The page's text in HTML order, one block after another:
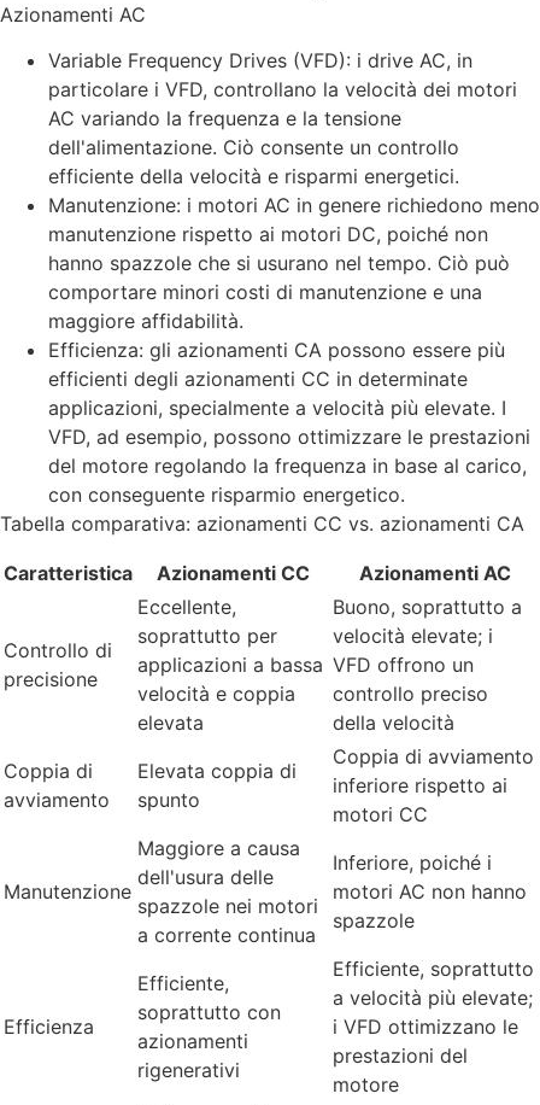
Azionamenti AC
Variable Frequency Drives (VFD): i drive AC, in
particolare i VFD, controllano la velocità dei motori
AC variando la frequenza e la tensione
dell'alimentazione. Ciò consente un controllo
efficiente della velocità e risparmi energetici.
Manutenzione: i motori AC in genere richiedono meno
manutenzione rispetto ai motori DC, poiché non
hanno spazzole che si usurano nel tempo. Ciò può
comportare minori costi di manutenzione e una
maggiore affidabilità.
Efficienza: gli azionamenti CA possono essere più
efficienti degli azionamenti CC in determinate
applicazioni, specialmente a velocità più elevate. I
VFD, ad esempio, possono ottimizzare le prestazioni
del motore regolando la frequenza in base al carico,
con conseguente risparmio energetico.
Tabella comparativa: azionamenti CC vs. azionamenti CA
Caratteristica Azionamenti CC Azionamenti AC
Controllo di
precisione
Eccellente,
soprattutto per
applicazioni a bassa
velocità e coppia
elevata
Buono, soprattutto a
velocità elevate; i
VFD offrono un
controllo preciso
della velocità
Coppia di
avviamento
Elevata coppia di
spunto
Coppia di avviamento
inferiore rispetto ai
motori CC
Manutenzione
Maggiore a causa
dell'usura delle
spazzole nei motori
a corrente continua
Inferiore, poiché i
motori AC non hanno
spazzole
Efficienza
Efficiente,
soprattutto con
azionamenti
rigenerativi
Efficiente, soprattutto
a velocità più elevate;
i VFD ottimizzano le
prestazioni del
motore